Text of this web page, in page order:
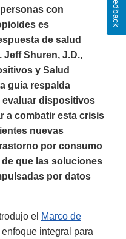
con
es
de salud
Jeff Shuren, J.D.,
y Salud
guía respalda
dispositivos
a combatir esta crisis
nuevas
por consumo
que las soluciones
por datos
el Marco de
enfoque integral para
Feedback